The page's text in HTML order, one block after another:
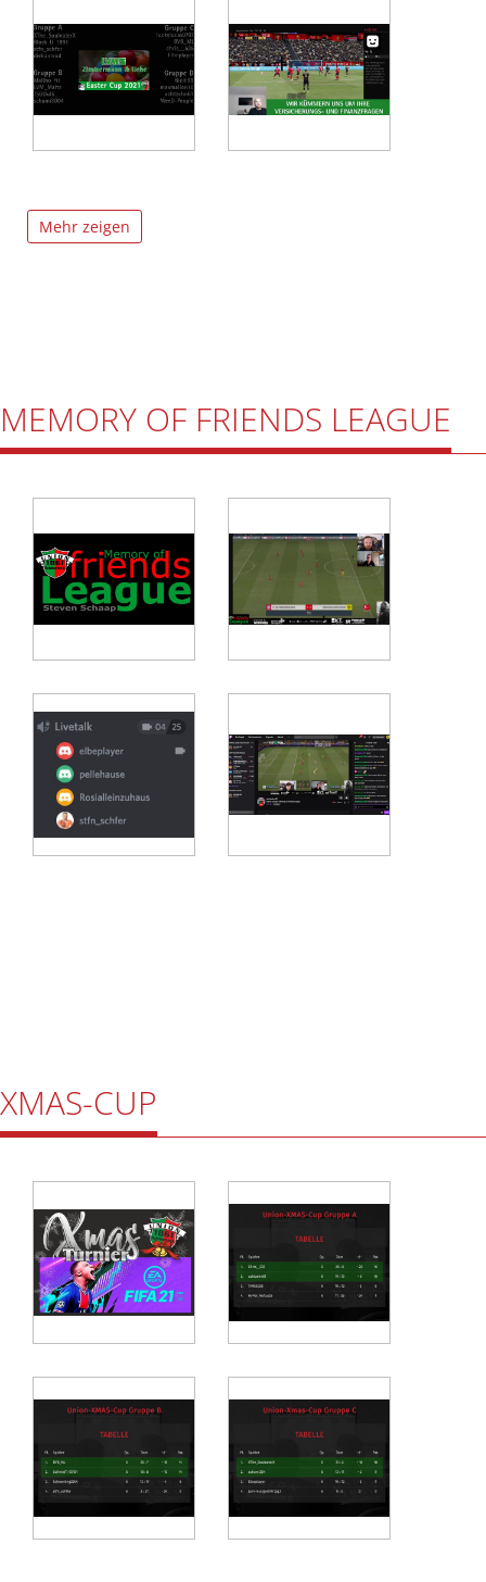
Mehr zeigen
MEMORY OF FRIENDS LEAGUE
XMAS-CUP